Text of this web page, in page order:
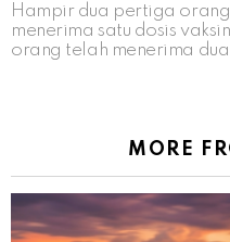
Hampir dua pertiga
menerima satu dosis
orang telah menerima
MORE